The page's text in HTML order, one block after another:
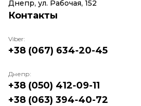
Днепр, ул. Рабочая, 152
Контакты
Viber:
+38 (067) 634-20-45
Днепр:
+38 (050) 412-09-11
+38 (063) 394-40-72